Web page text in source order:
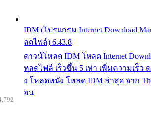
IDM (โปรแกรม Internet Download
ลดไฟล์) 6.43.8
ดาวน์โหลด IDM โหลด Internet
หลดไฟล์ เร็วขึ้น 5 เท่า เพิ่มความเร็ว
ง โหลดหนัง โหลด IDM ล่าสุด จาก
อน